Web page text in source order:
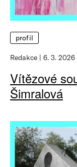
profil
Redakce 6. 3. 2026
Vítězové
Šimralová